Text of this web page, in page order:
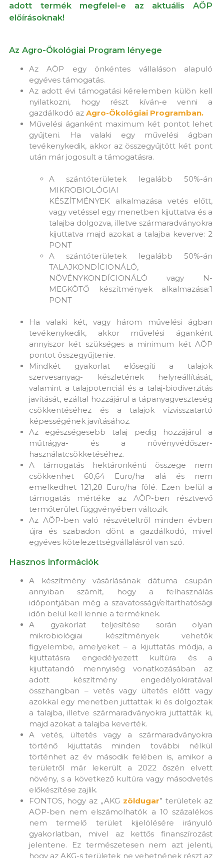
adott termék megfelel-e az aktuális AÖP
előírásoknak!
Az Agro-Ökológiai Program lényege
Az AÖP egy önkéntes vállaláson alapuló
egyéves támogatás.
Az adott évi támogatási kérelemben külön kell
nyilatkozni, hogy részt kíván-e venni a
gazdálkodó az Agro-Ökológiai Programban.
Művelési áganként maximum két pontot lehet
gyűjteni. Ha valaki egy művelési ágban
tevékenykedik, akkor az összegyűjtött két pont
után már jogosult a támogatásra.
A szántóterületek legalább 50%-án
MIKROBIOLÓGIAI
KÉSZÍTMÉNYEK alkalmazása vetés előtt,
vagy vetéssel egy menetben kijuttatva és a
talajba dolgozva, illetve szármaradványokra
kijuttatva majd azokat a talajba keverve: 2
PONT
A szántóterületek legalább 50%-án
TALAJKONDÍCIONÁLÓ,
NÖVÉNYKONDÍCIONÁLÓ vagy N-
MEGKÖTŐ készítmények alkalmazása:1
PONT
Ha valaki két, vagy három művelési ágban
tevékenykedik, akkor művelési áganként
annyiszor két szükséges a minimum két AÖP
pontot összegyűjtenie.
Mindkét gyakorlat elősegíti a talajok
szervesanyag- készletének helyreállítását,
valamint a talajpotenciál és a talaj-biodiverzitás
javítását, ezáltal hozzájárul a tápanyagveszteség
csökkentéséhez és a talajok vízvisszatartó
képességének javításához.
Az egészségesebb talaj pedig hozzájárul a
műtrágya- és a növényvédőszer-
használatcsökketéséhez.
A támogatás hektáronkénti összege nem
csökkenhet 60,64 Euro/ha alá és nem
emelkedhet 121,28 Euro/ha fölé. Ezen belül a
támogatás mértéke az AÖP-ben résztvevő
termőterület függvényében változik.
Az AÖP-ben való részvételtről minden évben
újra és szabadon dönt a gazdálkodó, mivel
egyéves kötelezettségvállalásról van szó.
Hasznos információk
A készítmény vásárlásának dátuma csupán
annyiban számít, hogy a felhasználás
időpontjában még a szavatossági/eltarthatósági
időn belül kell lennie a terméknek.
A gyakorlat teljesítése során olyan
mikrobiológiai készítmények vehetők
figyelembe, amelyeket – a kijuttatás módja, a
kijuttatásra engedélyezett kultúra és a
kijuttatandó mennyiség vonatkozásában az
adott készítmény engedélyokiratával
összhangban – vetés vagy ültetés előtt vagy
azokkal egy menetben juttattak ki és dolgoztak
a talajba, illetve szármaradványokra juttatták ki,
majd azokat a talajba keverték.
A vetés, ültetés vagy a szármaradványokra
történő kijuttatás minden további nélkül
történhet az év második felében is, amikor a
területről már lekerült a 2022 őszén elvett
növény, s a következő kultúra vagy másodvetés
előkészítése zajlik.
FONTOS, hogy az „AKG zöldugar” területek az
AÖP-ben nem elszámolhatók a 10 százalékos
nem termelő terület kijelölésére irányuló
gyakorlatban, mivel az kettős finanszírozást
jelentene. Ez természetesen nem azt jelenti,
hogy az AKG-s területek ne vehetnének részt az